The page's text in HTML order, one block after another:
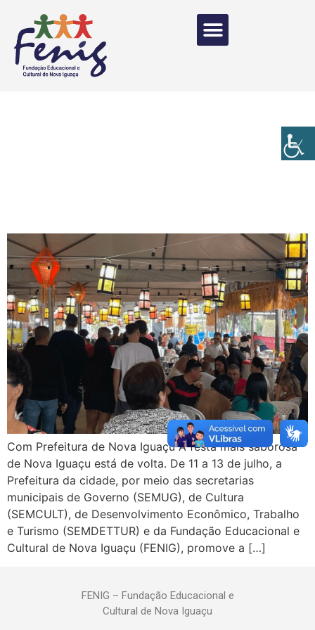
Com Prefeitura de Nova Iguaçu A festa mais saborosa
de Nova Iguaçu está de volta. De 11 a 13 de julho, a
Prefeitura da cidade, por meio das secretarias
municipais de Governo (SEMUG), de Cultura
(SEMCULT), de Desenvolvimento Econômico, Trabalho
e Turismo (SEMDETTUR) e da Fundação Educacional e
Cultural de Nova Iguaçu (FENIG), promove a […]
FENIG – Fundação Educacional e
Cultural de Nova Iguaçu